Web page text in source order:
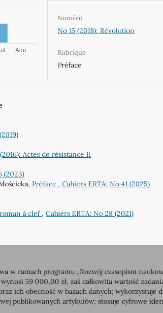
Numéro
No 15 (2018): Révolution
Rubrique
Préface
Actes de résistance II
(2023)
Préface , Cahiers ERTA: No 41 (2025)
à clef , Cahiers ERTA: No 28 (2021)
w ramach programu „Rozwój czasopism
59 000,00 zł, zaś całkowita wartość
ich obecność w bazach danych;
publikowanych artykułów; stosuje cyfrowe